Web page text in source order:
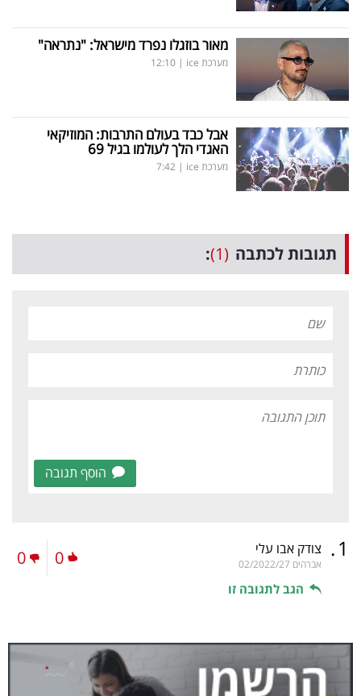
מאור בוזגלו נפרד מישראל: "נתראה"
מערכת ice |
12:10
אבל כבד בעולם התרבות: המוזיקאי
האגדי הלך לעולמו בגיל 69
מערכת ice |
7:42
תגובות לכתבה (1)
:
הוסף תגובה
1
. צודק אבו עלי
אברהים 02/2022/27
הגב לתגובה זו
0
0